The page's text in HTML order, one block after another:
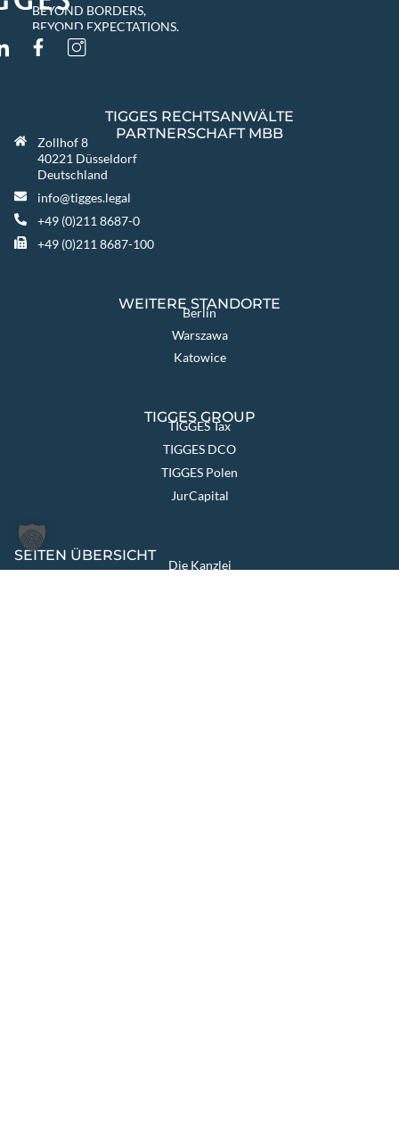
BEYOND BORDERS,
BEYOND EXPECTATIONS.
TIGGES RECHTSANWÄLTE
PARTNERSCHAFT MBB
Zollhof 8
40221 Düsseldorf
Deutschland
info@tigges.legal
+49 (0)211 8687-0
+49 (0)211 8687-100
WEITERE STANDORTE
Berlin
Warszawa
Katowice
TIGGES GROUP
TIGGES Tax
TIGGES DCO
TIGGES Polen
JurCapital
SEITEN ÜBERSICHT
Die Kanzlei